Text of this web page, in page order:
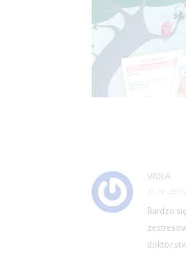
VIOLA
Bardzo
doktor